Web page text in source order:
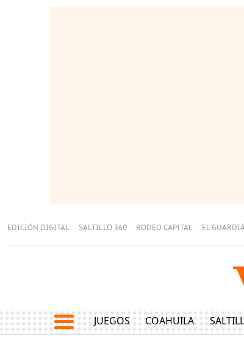
EDICIÓN DIGITAL SALTILLO 360 RODEO CAPITAL EL
JUEGOS COAHUILA